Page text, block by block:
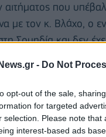
- Do Not
opt-out of the sale,
for targeted
selection. Please note
interest-based ads
που
τον κ. Βλάχο, ο
Σουηδία και δεν
του
καθώς και οι
από το